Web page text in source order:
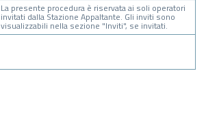
La presente procedura è riservata ai soli operatori
invitati dalla Stazione Appaltante. Gli inviti sono
visualizzabili nella sezione "Inviti", se invitati.